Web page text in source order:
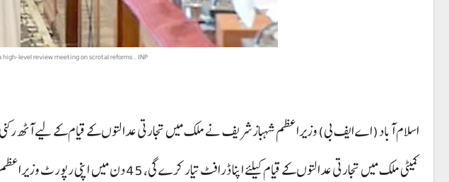
high-level review meeting on scrotal reforms . INP
اسلام آباد (اے ایف بی) وزیراعظم شہبازشریف نے ملک میں تجارتی عدالتوں کے قیام کے لیے آٹھ
کمیٹی ملک میں تجارتی عدالتوں کے قیام کیلئے اپنا ڈرافٹ تیار کرے گی، 45 دن میں اپنی رپورٹ وزیراعظم کو پیش کرے گی۔